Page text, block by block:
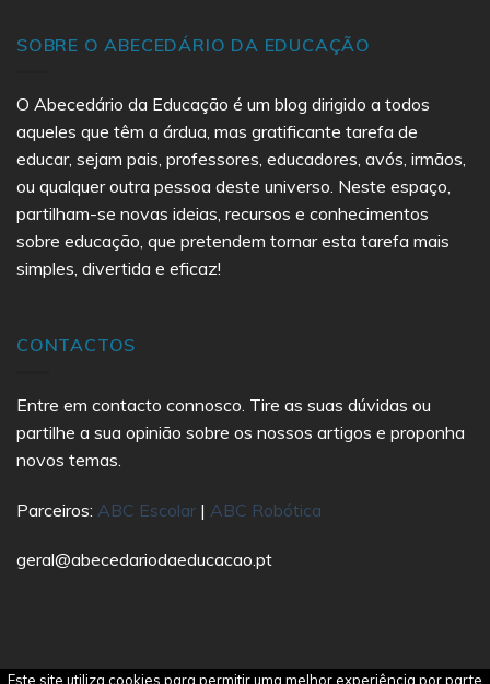
SOBRE O ABECEDÁRIO DA EDUCAÇÃO
O Abecedário da Educação é um blog dirigido a todos
aqueles que têm a árdua, mas gratificante tarefa de
educar, sejam pais, professores, educadores, avós, irmãos,
ou qualquer outra pessoa deste universo. Neste espaço,
partilham-se novas ideias, recursos e conhecimentos
sobre educação, que pretendem tornar esta tarefa mais
simples, divertida e eficaz!
CONTACTOS
Entre em contacto connosco. Tire as suas dúvidas ou
partilhe a sua opinião sobre os nossos artigos e proponha
novos temas.
Parceiros: ABC Escolar | ABC Robótica
geral@abecedariodaeducacao.pt
Este site utiliza cookies para permitir uma melhor experiência por parte